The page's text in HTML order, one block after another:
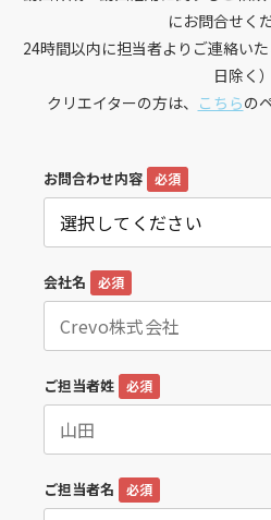
にお問合せく
24時間以内に担当者よりご連絡い
日除く）
クリエイターの方は、 こちらの
お問合わせ内容 必須
会社名 必須
ご担当者姓 必須
ご担当者名 必須